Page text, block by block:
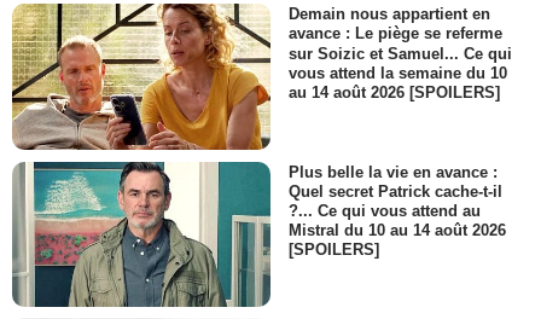
Demain nous appartient en
avance : Le piège se referme
sur Soizic et Samuel... Ce qui
vous attend la semaine du 10
au 14 août 2026 [SPOILERS]
Plus belle la vie en avance :
Quel secret Patrick cache-t-il
?... Ce qui vous attend au
Mistral du 10 au 14 août 2026
[SPOILERS]